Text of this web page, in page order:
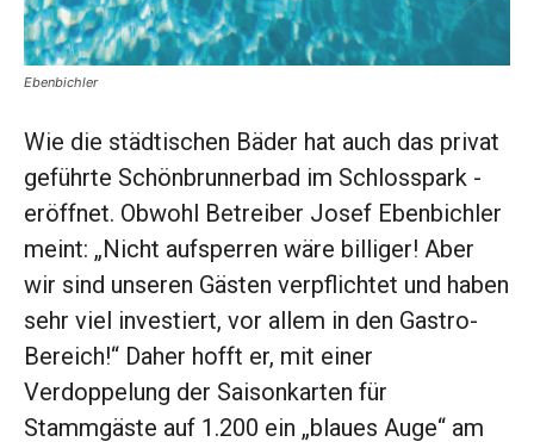
Ebenbichler
Wie die städtischen Bäder hat auch das privat
geführte Schönbrunnerbad im Schlosspark ­
eröffnet. Obwohl Betreiber Josef Ebenbichler
meint: „Nicht aufsperren wäre ­billiger! Aber
wir sind ­unseren Gästen verpflichtet und haben
sehr viel investiert, vor allem in den Gastro-
Bereich!“ Daher hofft er, mit einer
Verdoppelung der Saisonkarten für
Stammgäste auf 1.200 ein „blaues Auge“ am